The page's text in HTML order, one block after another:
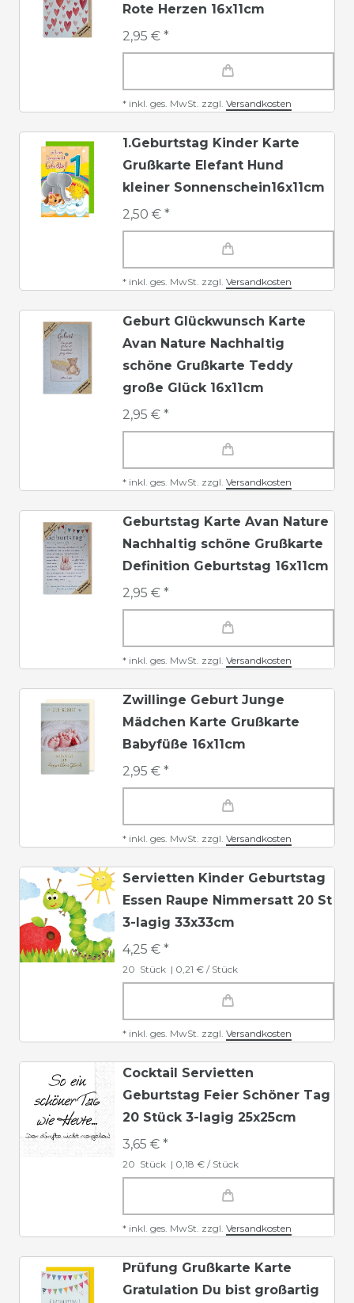
Rote Herzen 16x11cm
2,95 € *
* inkl. ges. MwSt. zzgl. Versandkosten
1.Geburtstag Kinder Karte
Grußkarte Elefant Hund
kleiner Sonnenschein16x11cm
2,50 € *
* inkl. ges. MwSt. zzgl. Versandkosten
Geburt Glückwunsch Karte
Avan Nature Nachhaltig
schöne Grußkarte Teddy
große Glück 16x11cm
2,95 € *
* inkl. ges. MwSt. zzgl. Versandkosten
Geburtstag Karte Avan Nature
Nachhaltig schöne Grußkarte
Definition Geburtstag 16x11cm
2,95 € *
* inkl. ges. MwSt. zzgl. Versandkosten
Zwillinge Geburt Junge
Mädchen Karte Grußkarte
Babyfüße 16x11cm
2,95 € *
* inkl. ges. MwSt. zzgl. Versandkosten
Servietten Kinder Geburtstag
Essen Raupe Nimmersatt 20 St
3-lagig 33x33cm
4,25 € *
20 Stück | 0,21 € / Stück
* inkl. ges. MwSt. zzgl. Versandkosten
Cocktail Servietten
Geburtstag Feier Schöner Tag
20 Stück 3-lagig 25x25cm
3,65 € *
20 Stück | 0,18 € / Stück
* inkl. ges. MwSt. zzgl. Versandkosten
Prüfung Grußkarte Karte
Gratulation Du bist großartig